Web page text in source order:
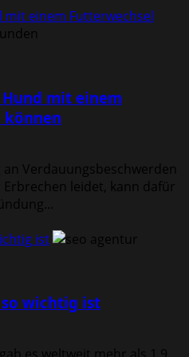
mit einem Futterwechsel
mit einem
können
Verdauungsbeschwerden
leidet, kann dafür
ist
so wichtig ist